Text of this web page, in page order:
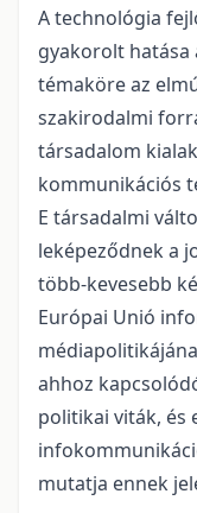
A technológia
gyakorolt
témaköre az
szakirodalmi
társadalom
kommunikációs
E társadalmi
leképeződnek a
több-kevesebb
Európai Unió
ahhoz
politikai viták, és
mutatja ennek